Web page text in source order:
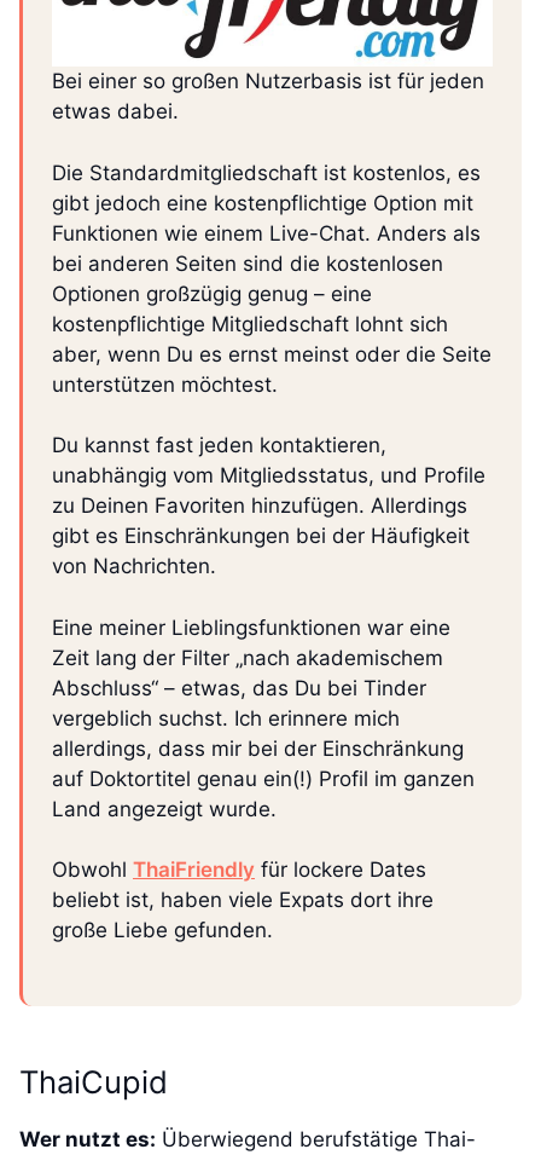
Bei einer so großen Nutzerbasis ist für jeden
etwas dabei.
Die Standardmitgliedschaft ist kostenlos, es
gibt jedoch eine kostenpflichtige Option mit
Funktionen wie einem Live-Chat. Anders als
bei anderen Seiten sind die kostenlosen
Optionen großzügig genug – eine
kostenpflichtige Mitgliedschaft lohnt sich
aber, wenn Du es ernst meinst oder die Seite
unterstützen möchtest.
Du kannst fast jeden kontaktieren,
unabhängig vom Mitgliedsstatus, und Profile
zu Deinen Favoriten hinzufügen. Allerdings
gibt es Einschränkungen bei der Häufigkeit
von Nachrichten.
Eine meiner Lieblingsfunktionen war eine
Zeit lang der Filter „nach akademischem
Abschluss“ – etwas, das Du bei Tinder
vergeblich suchst. Ich erinnere mich
allerdings, dass mir bei der Einschränkung
auf Doktortitel genau ein(!) Profil im ganzen
Land angezeigt wurde.
Obwohl ThaiFriendly für lockere Dates
beliebt ist, haben viele Expats dort ihre
große Liebe gefunden.
ThaiCupid
Wer nutzt es: Überwiegend berufstätige Thai-